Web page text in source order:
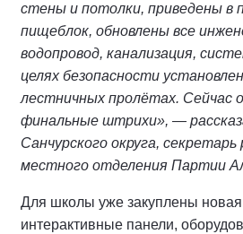
стены и потолки, приведены в
пищеблок, обновлены все
водопровод, канализация,
целях безопасности
лестничных пролётах. Сейчас
финальные штрихи», —
Санчурского округа, секретарь
местного отделения Партии
Для школы уже закуплены
интерактивные панели,